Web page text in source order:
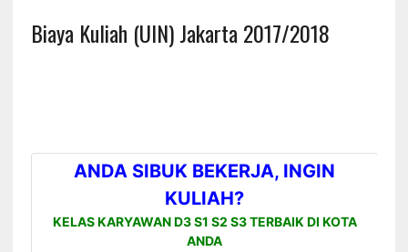
Biaya Kuliah (UIN) Jakarta 2017/2018